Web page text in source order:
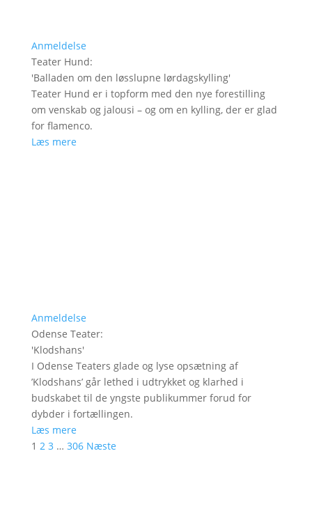
Anmeldelse
Teater Hund:
'Balladen om den løsslupne lørdagskylling'
Teater Hund er i topform med den nye forestilling
om venskab og jalousi – og om en kylling, der er glad
for flamenco.
Læs mere
Anmeldelse
Odense Teater:
'Klodshans'
I Odense Teaters glade og lyse opsætning af
’Klodshans’ går lethed i udtrykket og klarhed i
budskabet til de yngste publikummer forud for
dybder i fortællingen.
Læs mere
1 2 3 … 306 Næste